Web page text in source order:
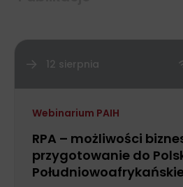
12 sierpnia
Webinarium PAIH
RPA – możliwości
przygotowanie do